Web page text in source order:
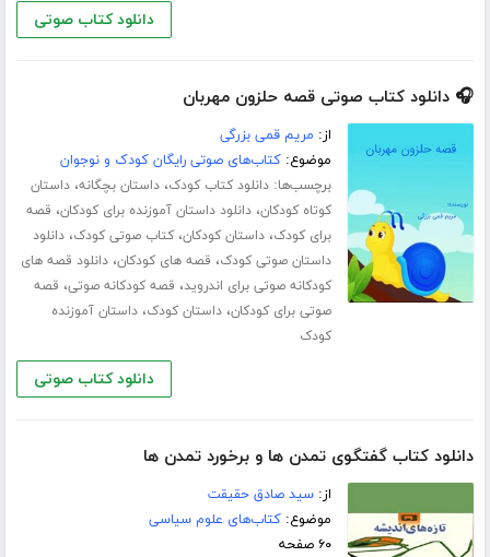
دانلود کتاب صوتی
🎧 دانلود کتاب صوتی قصه حلزون مهربان
از: مریم قمی بزرگی
موضوع:کتاب‌های صوتی رایگان کودک و نوجوان
برچسب‌ها:دانلود کتاب کودک،داستان بچگانه،داستان
کوتاه کودکان،دانلود داستان آموزنده برای کودکان، قصه
برای کودک،داستان کودکان،کتاب صوتی کودک،دانلود
داستان صوتی کودک، قصه های کودکان،دانلود قصه های
کودکانه صوتی برای اندروید، قصه کودکانه صوتی، قصه
صوتی برای کودکان،داستان کودک،داستان آموزنده
کودک
دانلود کتاب صوتی
دانلود کتاب گفتگوى تمدن ها و برخورد تمدن ها
از:سید صادق حقیقت
موضوع:کتاب‌های علوم سیاسی
۶۰ صفحه